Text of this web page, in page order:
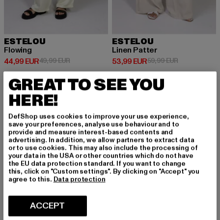
ESTELOU
Flowing
44,99 EUR
Prix courant: 44,99 EUR
49,99 EURPrix en promotion: 49,99 EUR
ESTELOU
Linen Patter
53,99 EUR
Prix courant: 53,99 EUR
59,99 EURPrix en
-10%
GREAT TO SEE YOU
HERE!
DefShop uses cookies to improve your use experience,
save your preferences, analyse use behaviour and to
provide and measure interest-based contents and
advertising. In addition, we allow partners to extract data
or to use cookies. This may also include the processing of
your data in the USA or other countries which do not have
the EU data protection standard. If you want to change
this, click on "Custom settings". By clicking on "Accept" you
agree to this. Data protection
ACCEPT